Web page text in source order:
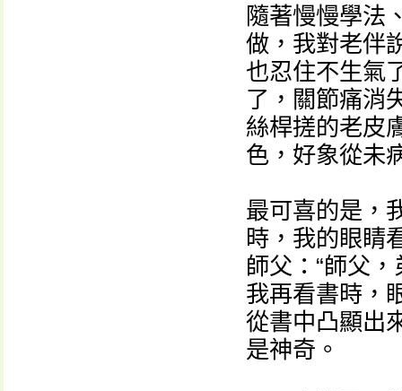
隨著慢慢學法
做，我對老伴
也忍住不生氣
了，關節痛消
絲桿搓的老皮
色，好象從未
最可喜的是，
時，我的眼睛
師父：“師父
我再看書時，
從書中凸顯出
是神奇。